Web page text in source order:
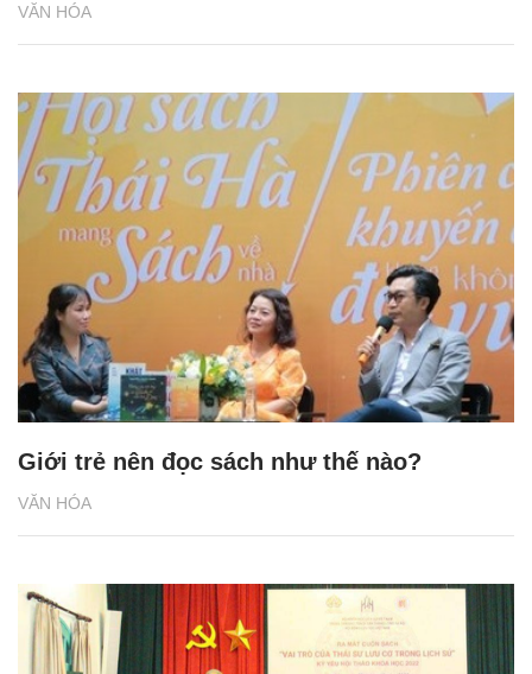
VĂN HÓA
VĂN HÓA
Giới trẻ nên đọc sách như thế nào?